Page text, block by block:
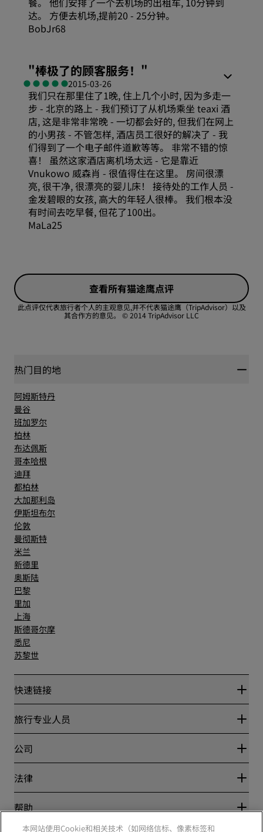
达。 方便去机场,提前20 - 25分钟。
BobJr68
性价比
服务
"棒极了的顾客服务！ "
2015-03-26
我们只在那里住了1晚, 住上几个小时, 因为多走一
步 - 北京的路上 - 我们预订了从机场乘坐 teaxi 酒
店, 这是非常非常晚 - 一切都会好的, 但我们在网上
的小男孩 - 不管怎样, 酒店员工很好的解决了 - 我
们得到了一个电子邮件道歉等等。 非常不错的惊
喜！ 虽然这家酒店离机场太远 - 它是靠近
Vnukowo 威森肖 - 很值得住在这里。 房间很漂
亮, 很干净, 很漂亮的婴儿床！ 接待处的工作人员 -
金发碧眼的女孩, 高大的年轻人很棒。 我们根本没
有时间去吃早餐, 但花了100出。
MaLa25
查看所有猫途鹰点评
此点评仅代表旅行者个人的主观意见,并不代表猫途鹰（TripAdvisor）以及
其合作方的意见。
© 2014 TripAdvisor LLC
热门目的地
阿姆斯特丹
曼谷
班加罗尔
柏林
布达佩斯
哥本哈根
迪拜
都柏林
大加那利岛
伊斯坦布尔
伦敦
曼彻斯特
米兰
新德里
奥斯陆
巴黎
里加
上海
斯德哥尔摩
悉尼
苏黎世
快速链接
丽赏会
Blog
目的地
丽笙酒店集团APP
体育认证酒店
家庭友好型酒店
旅行专业人员
合作伙伴
公司
丽笙酒店集团
工作机会 RHG
工作机会 PPHE
工作机会 EHL
法律
隐私中心
帮助
本网站使用Cookie和相关技术（如网络信标、像素标签和